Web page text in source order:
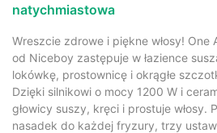
natychmiastowa
Wreszcie zdrowe i piękne włosy! One
od Niceboy zastępuje w łazience
lokówkę, prostownicę i okrągłe
Dzięki silnikowi o mocy 1200 W i
głowicy suszy, kręci i prostuje włosy.
nasadek do każdej fryzury, trzy